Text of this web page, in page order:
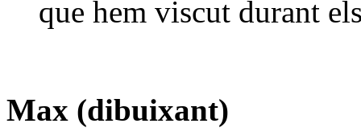
que hem viscut durant
Max (dibuixant)